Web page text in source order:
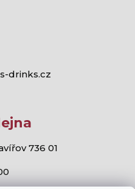
drinks.cz
736 01